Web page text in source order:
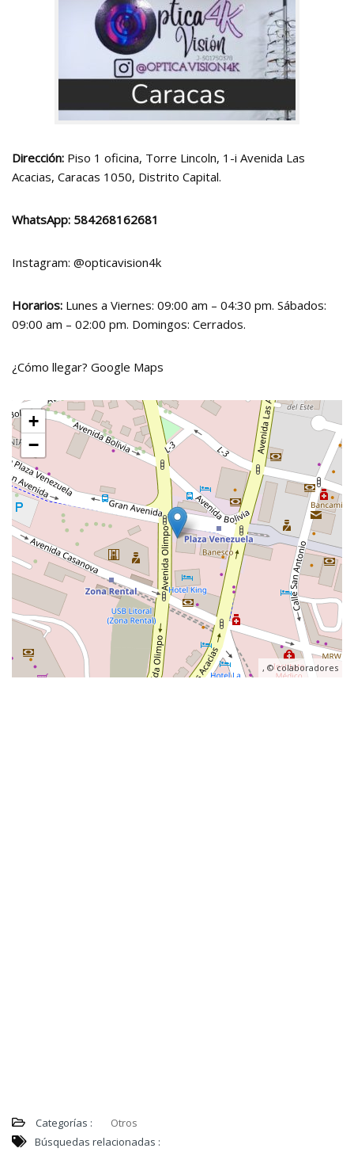
Dirección: Piso 1 oficina, Torre Lincoln, 1-i Avenida Las
Acacias, Caracas 1050, Distrito Capital.
WhatsApp: 584268162681
Instagram: @opticavision4k
Horarios: Lunes a Viernes: 09:00 am – 04:30 pm. Sábados:
09:00 am – 02:00 pm. Domingos: Cerrados.
¿Cómo llegar? Google Maps
+
−
, ©colaboradores
Categorías :
Otros
Búsquedas relacionadas :